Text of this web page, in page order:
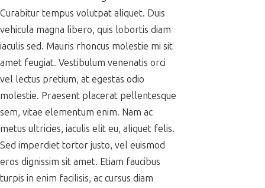
Curabitur tempus volutpat aliquet. Duis
vehicula magna libero, quis lobortis diam
iaculis sed. Mauris rhoncus molestie mi sit
amet feugiat. Vestibulum venenatis orci
vel lectus pretium, at egestas odio
molestie. Praesent placerat pellentesque
sem, vitae elementum enim. Nam ac
metus ultricies, iaculis elit eu, aliquet felis.
Sed imperdiet tortor justo, vel euismod
eros dignissim sit amet. Etiam faucibus
turpis in enim facilisis, ac cursus diam